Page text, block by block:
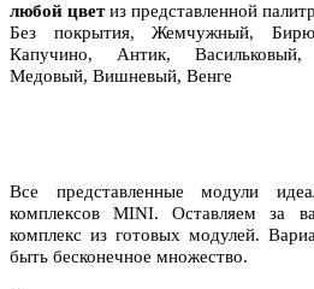
любой цветиз представленной
Без покрытия, Жемчужный,
Капучино, Антик,
Медовый, Вишневый, Венге
Все представленные модули
комплексов MINI. Оставляем за
комплекс из готовых модулей.
быть бесконечное множество.